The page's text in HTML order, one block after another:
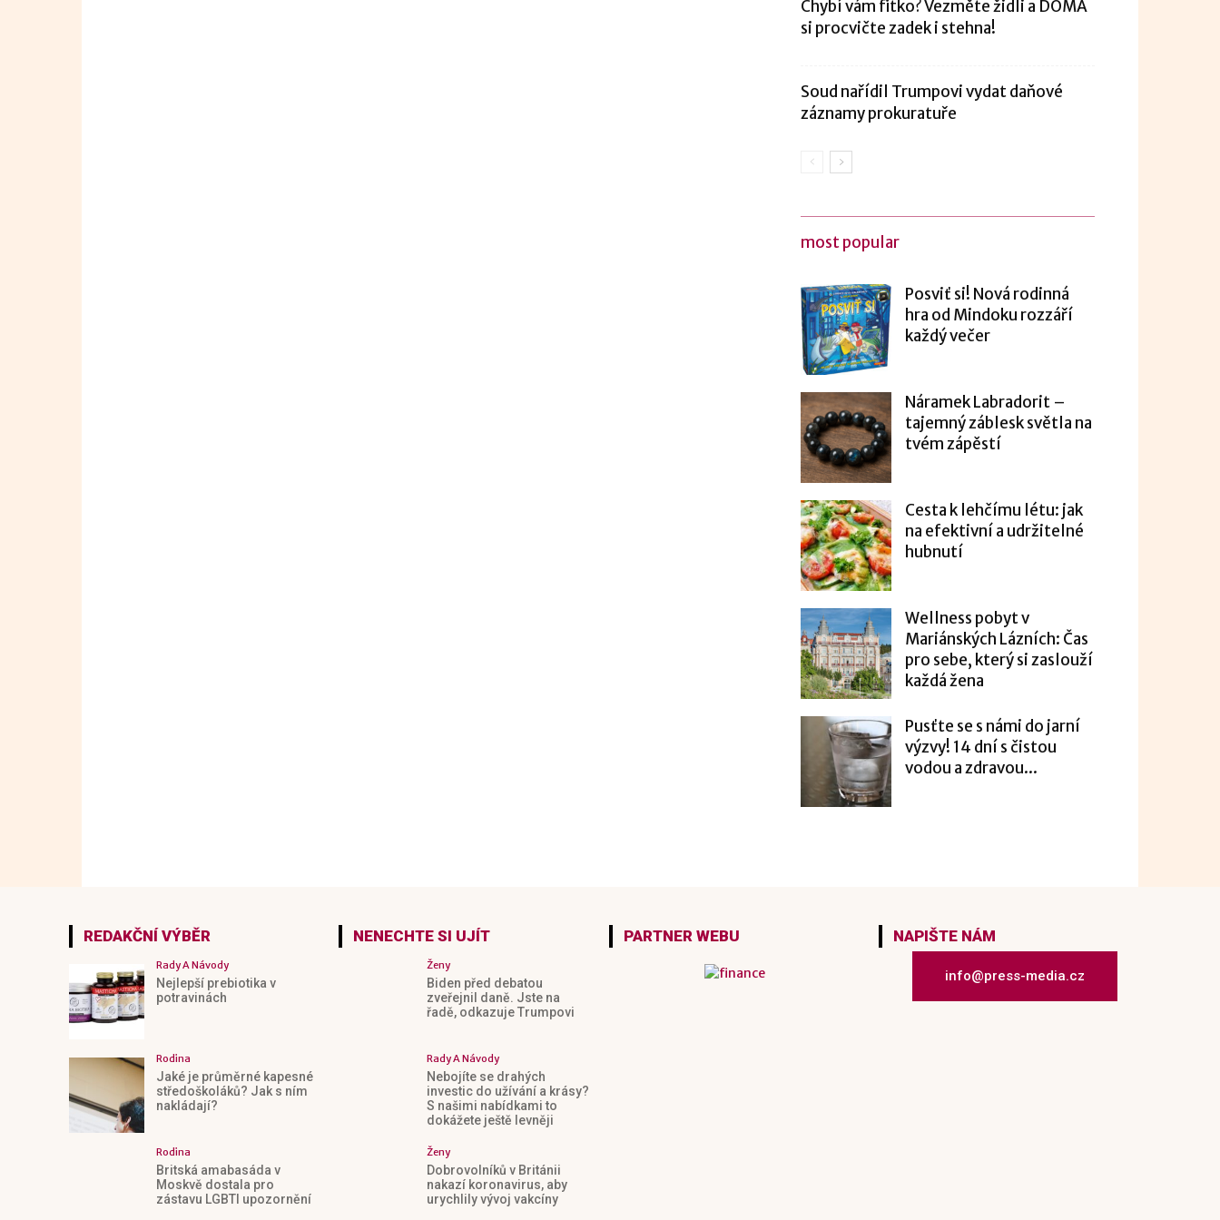
Chybí vám fitko? Vezměte židli a DOMA
si procvičte zadek i stehna!
Soud nařídil Trumpovi vydat daňové
záznamy prokuratuře
most popular
Posviť si! Nová rodinná
hra od Mindoku rozzáří
každý večer
Náramek Labradorit –
tajemný záblesk světla na
tvém zápěstí
Cesta k lehčímu létu: jak
na efektivní a udržitelné
hubnutí
Wellness pobyt v
Mariánských Lázních: Čas
pro sebe, který si zaslouží
každá žena
Pusťte se s námi do jarní
výzvy! 14 dní s čistou
vodou a zdravou...
REDAKČNÍ VÝBĚR
Rady A Návody
Nejlepší prebiotika v
potravinách
Rodina
Jaké je průměrné kapesné
středoškoláků? Jak s ním
nakládají?
Rodina
Britská amabasáda v
Moskvě dostala pro
zástavu LGBTI upozornění
NENECHTE SI UJÍT
Ženy
Biden před debatou
zveřejnil daně. Jste na
řadě, odkazuje Trumpovi
Rady A Návody
Nebojíte se drahých
investic do užívání a krásy?
S našimi nabídkami to
dokážete ještě levněji
Ženy
Dobrovolníků v Británii
nakazí koronavirus, aby
urychlily vývoj vakcíny
PARTNER WEBU NAPIŠTE NÁM
info@press-media.cz